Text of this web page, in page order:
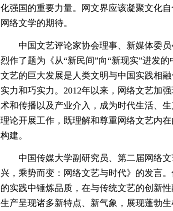
化强国的重要力量。网文界应该凝聚文化
网络文学的期待。
中国文艺评论家协会理事、新媒体委
烈作了题为《从“新民间”向“新现实”进发
文艺的巨大发展是人类文明与中国实践相
实力和巧实力。2012年以来，网络文艺加
术和传播以及产业介入，成为时代生活、
理论开展工作，既理解和尊重网络文艺内
构建。
中国传媒大学副研究员、第二届网络
兴，乘势而变：网络文艺与时代》的发言
的实践中锤炼品质，在与传统文艺的创新
生产呈现诸多新特点、新气象，展现蓬勃